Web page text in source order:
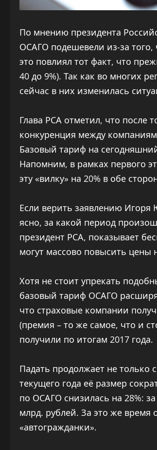
По мнению президента
ОСАГО подешевели из-за
это повлиял тот факт, что
40 до 9%). Так как во многих
сейчас в них изменилась
Глава РСА отметил, что после
конкуренция между
Базовый тариф на
Напомним, в рамках первого
эту «вилку» на 20% в обе
Если верить заявлению Игоря
ясно, за какой период
президент РСА, показывает
могут массово повысить цены
Хотя не стоит упрекать
базовый тариф ОСАГО
что страховые компании
(премия – то же самое, что и
получили по итогам 2017 года.
Падать продолжает не только
текущего года её размер
по ОСАГО снизилась на 28%:
млрд. рублей. За это же время
«автогражданки».